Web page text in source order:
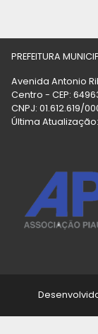
PREFEITURA
Avenida Antonio
Centro - CEP:
CNPJ: 01.612.619/
Última Atualização: